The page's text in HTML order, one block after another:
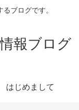
ブログです。
報ブログ
はじめまして